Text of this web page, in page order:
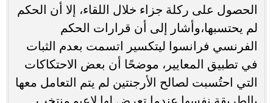
الحصول على ركلة جزاء خلال اللقاء، إلا أن الحكم
لم يحتسبها،وأشار إلى أن قرارات الحكم
الفرنسي فرانسوا ليتكسير اتسمت بعدم الثبات
في تطبيق المعايير، موضحًا أن بعض الاحتكاكات
التي احتُسبت لصالح الأرجنتين لم يتم التعامل معها